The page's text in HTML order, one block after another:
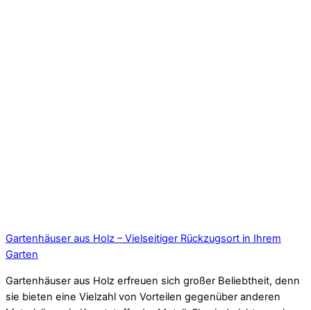
Gartenhäuser aus Holz – Vielseitiger Rückzugsort in Ihrem
Garten
Gartenhäuser aus Holz erfreuen sich großer Beliebtheit, denn
sie bieten eine Vielzahl von Vorteilen gegenüber anderen